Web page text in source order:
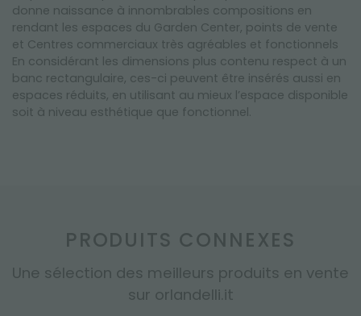
donne naissance à innombrables compositions en
rendant les espaces du Garden Center, points de vente
et Centres commerciaux très agréables et fonctionnels
En considérant les dimensions plus contenu respect à un
banc rectangulaire, ces-ci peuvent être insérés aussi en
espaces réduits, en utilisant au mieux l’espace disponible
soit à niveau esthétique que fonctionnel.
PRODUITS CONNEXES
Une sélection des meilleurs produits en vente
sur orlandelli.it